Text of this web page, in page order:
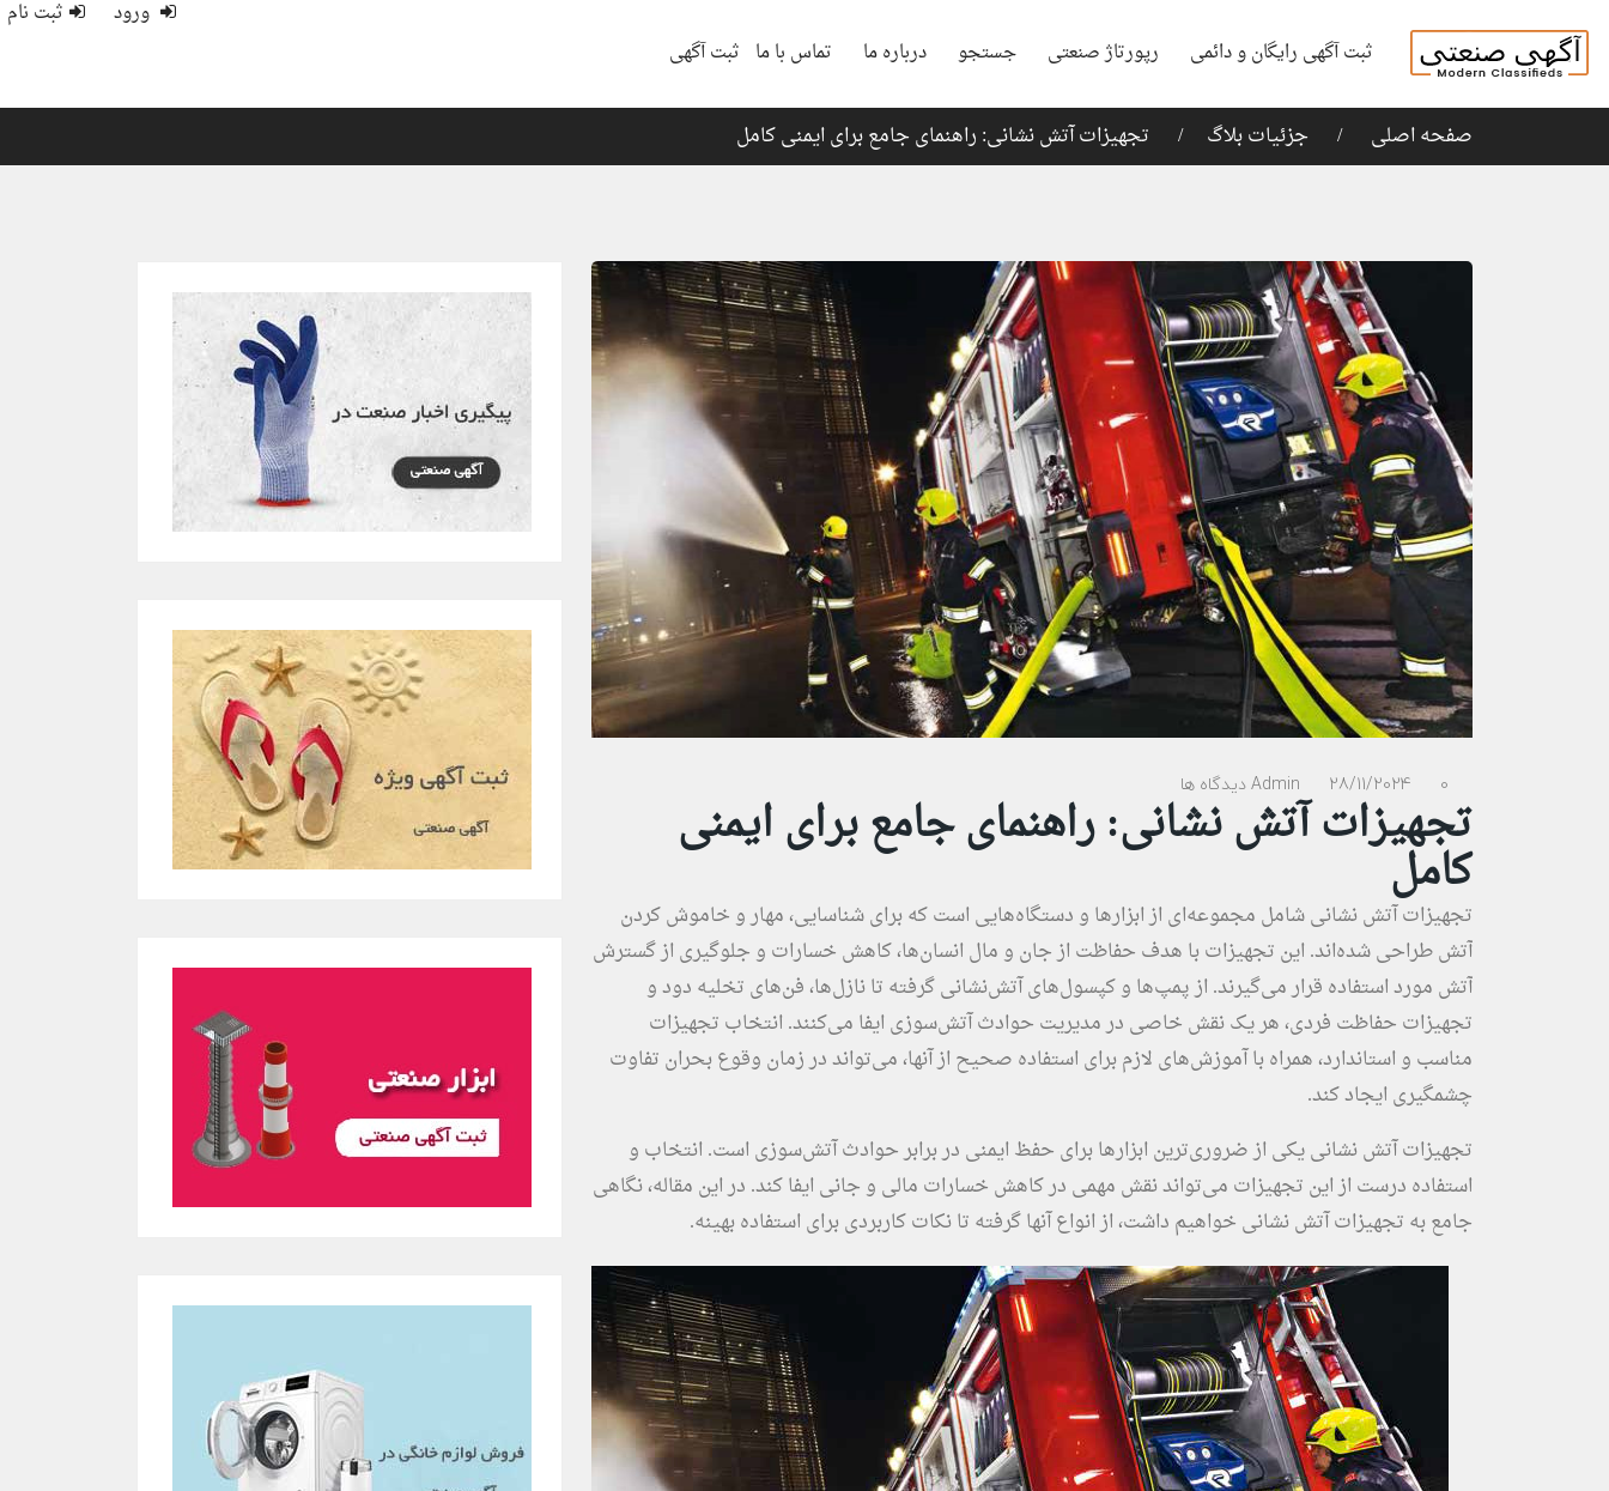
ثبت آگهی رایگان و دائمی رپورتاژ صنعتی جستجو درباره ما تماس با ما ثبت آگهی
ورود ثبت نام
صفحه اصلی جزئیات بلاگ تجهیزات آتش نشانی: راهنمای جامع برای ایمنی کامل
Admin 28/11/2024 0 دیدگاه ها
تجهیزات آتش نشانی: راهنمای جامع برای ایمنی
کامل
تجهیزات آتش نشانی شامل مجموعه‌ای از ابزارها و دستگاه‌هایی است که برای شناسایی، مهار و خاموش کردن
آتش طراحی شده‌اند. این تجهیزات با هدف حفاظت از جان و مال انسان‌ها، کاهش خسارات و جلوگیری از گسترش
آتش مورد استفاده قرار می‌گیرند. از پمپ‌ها و کپسول‌های آتش‌نشانی گرفته تا نازل‌ها، فن‌های تخلیه دود و
تجهیزات حفاظت فردی، هر یک نقش خاصی در مدیریت حوادث آتش‌سوزی ایفا می‌کنند. انتخاب تجهیزات
مناسب و استاندارد، همراه با آموزش‌های لازم برای استفاده صحیح از آنها، می‌تواند در زمان وقوع بحران تفاوت
چشمگیری ایجاد کند.
تجهیزات آتش نشانی یکی از ضروری‌ترین ابزارها برای حفظ ایمنی در برابر حوادث آتش‌سوزی است. انتخاب و
استفاده درست از این تجهیزات می‌تواند نقش مهمی در کاهش خسارات مالی و جانی ایفا کند. در این مقاله، نگاهی
جامع به تجهیزات آتش نشانی خواهیم داشت، از انواع آنها گرفته تا نکات کاربردی برای استفاده بهینه.